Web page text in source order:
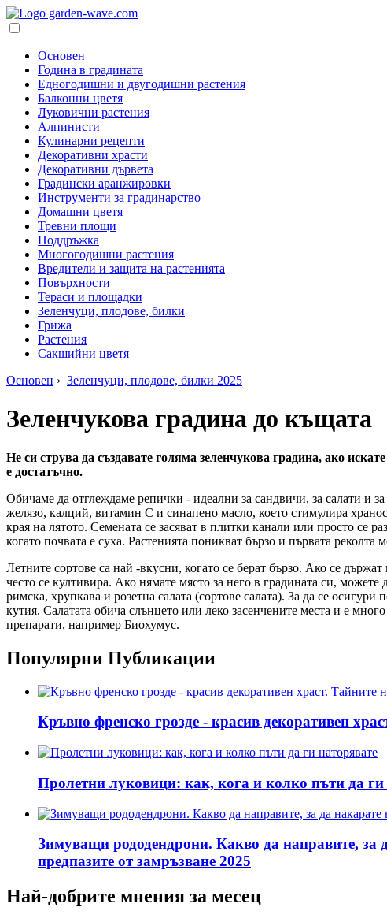
Основен
Година в градината
Едногодишни и двугодишни растения
Балконни цветя
Луковични растения
Алпинисти
Кулинарни рецепти
Декоративни храсти
Декоративни дървета
Градински аранжировки
Инструменти за градинарство
Домашни цветя
Тревни площи
Поддръжка
Многогодишни растения
Вредители и защита на растенията
Повърхности
Тераси и площадки
Зеленчуци, плодове, билки
Грижа
Растения
Сакшийни цветя
Основен › Зеленчуци, плодове, билки 2025
Зеленчукова градина до къщата
Не си струва да създавате голяма зеленчукова градина, ако
е достатъчно.
Обичаме да отглеждаме репички - идеални за сандвичи, за салати и
желязо, калций, витамин С и синапено масло, което стимулира
края на лятото. Семената се засяват в плитки канали или просто се
когато почвата е суха. Растенията поникват бързо и първата
Летните сортове са най -вкусни, когато се берат бързо. Ако се
често се култивира. Ако нямате място за него в градината си,
римска, хрупкава и розетна салата (сортове салата). За да се
кутия. Салатата обича слънцето или леко засенчените места и е
препарати, например Биохумус.
Популярни Публикации
Кръвно френско грозде - красив декоративен
Пролетни луковици: как, кога и колко пъти да ги
Зимуващи рододендрони. Какво да направите, за
предпазите от замръзване 2025
Най-добрите мнения за месец